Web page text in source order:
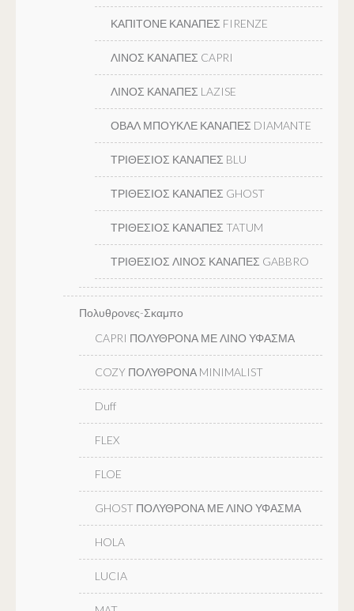
ΚΑΠΙΤΟΝΕ ΚΑΝΑΠΕΣ FIRENZE
ΛΙΝΟΣ ΚΑΝΑΠΕΣ CAPRI
ΛΙΝΟΣ ΚΑΝΑΠΕΣ LAZISE
ΟΒΑΛ ΜΠΟΥΚΛΕ ΚΑΝΑΠΕΣ DIAMANTE
ΤΡΙΘΕΣΙΟΣ ΚΑΝΑΠΕΣ BLU
ΤΡΙΘΕΣΙΟΣ ΚΑΝΑΠΕΣ GHOST
ΤΡΙΘΕΣΙΟΣ ΚΑΝΑΠΕΣ TATUM
ΤΡΙΘΕΣΙΟΣ ΛΙΝΟΣ ΚΑΝΑΠΕΣ GABBRO
Πολυθρονες-Σκαμπο
CAPRI ΠΟΛΥΘΡΟΝΑ ΜΕ ΛΙΝΟ ΥΦΑΣΜΑ
COZY ΠΟΛΥΘΡΟΝΑ MINIMALIST
Duff
FLEX
FLOE
GHOST ΠΟΛΥΘΡΟΝΑ ΜΕ ΛΙΝΟ ΥΦΑΣΜΑ
HOLA
LUCIA